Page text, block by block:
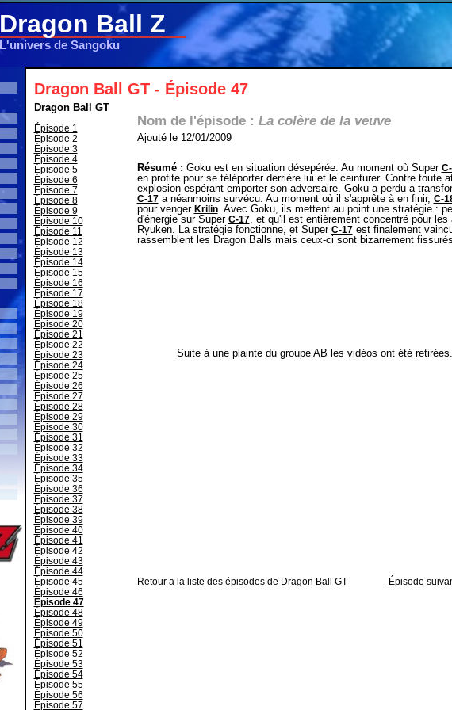
Dragon Ball Z
L'univers de Sangoku
Dragon Ball GT - Épisode 47
Dragon Ball GT
Épisode 1
Épisode 2
Épisode 3
Épisode 4
Épisode 5
Épisode 6
Épisode 7
Épisode 8
Épisode 9
Épisode 10
Épisode 11
Épisode 12
Épisode 13
Épisode 14
Épisode 15
Épisode 16
Épisode 17
Épisode 18
Épisode 19
Épisode 20
Épisode 21
Épisode 22
Épisode 23
Épisode 24
Épisode 25
Épisode 26
Épisode 27
Épisode 28
Épisode 29
Épisode 30
Épisode 31
Épisode 32
Épisode 33
Épisode 34
Épisode 35
Épisode 36
Épisode 37
Épisode 38
Épisode 39
Épisode 40
Épisode 41
Épisode 42
Épisode 43
Épisode 44
Épisode 45
Épisode 46
Épisode 47
Épisode 48
Épisode 49
Épisode 50
Épisode 51
Épisode 52
Épisode 53
Épisode 54
Épisode 55
Épisode 56
Épisode 57
Nom de l'épisode : La colère de la veuve
Ajouté le 12/01/2009
Résumé : Goku est en situation désepérée. Au moment où Super
en profite pour se téléporter derrière lui et le ceinturer. Contre toute
explosion espérant emporter son adversaire. Goku a perdu a
C-17a néanmoins survécu. Au moment où il s'apprête à en finir, C-
pour venger Krilin. Avec Goku, ils mettent au point une stratégie :
d'énergie sur Super C-17, et qu'il est entièrement concentré pour
Ryuken. La stratégie fonctionne, et Super C-17est finalement
rassemblent les Dragon Balls mais ceux-ci sont bizarrement
Suite à une plainte du groupe AB les vidéos ont été retirées.
Retour a la liste des épisodes de Dragon Ball GT Épisode